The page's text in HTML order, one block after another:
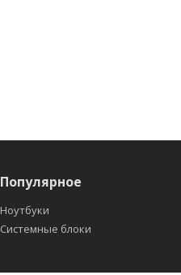
Популярное
Ноутбуки
Системные блоки